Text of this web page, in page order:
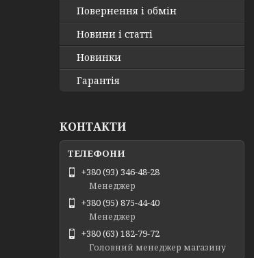
Повернення і обмін
Новини і статті
Новинки
Гарантія
КОНТАКТИ
+380 (93) 346-48-28
Менеджер
+380 (95) 875-44-40
Менеджер
+380 (63) 182-79-72
Головний менеджер магазину